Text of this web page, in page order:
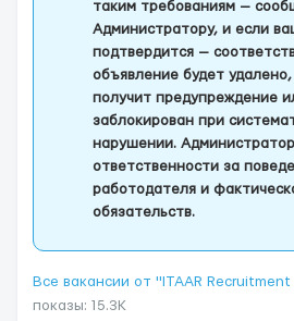
таким требованиям —
Администратору, и если
подтвердится —
объявление будет
получит предупреждение
заблокирован при
нарушении.
ответственности за
работодателя и
обязательств.
Все вакансии от "ITAAR
показы: 15.3K